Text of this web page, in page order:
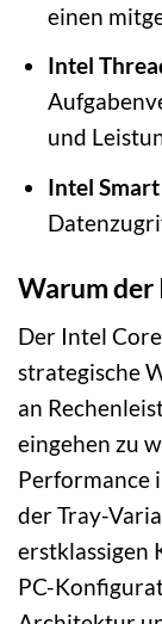
einen
Intel
und
Intel
Warum der
Der Intel
strategische
an
eingehen zu
Performance
der Tray-
erstklassigen
PC-